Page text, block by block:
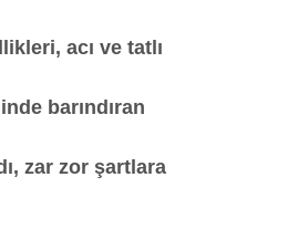
acı ve tatlı
barındıran
zar zor şartlara